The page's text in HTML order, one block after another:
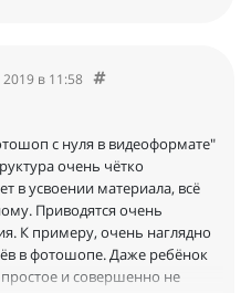
в 11:58
с нуля в видеоформате"
очень чётко
в усвоении материала, всё
Приводятся очень
К примеру, очень наглядно
в фотошопе. Даже ребёнок
и совершенно не